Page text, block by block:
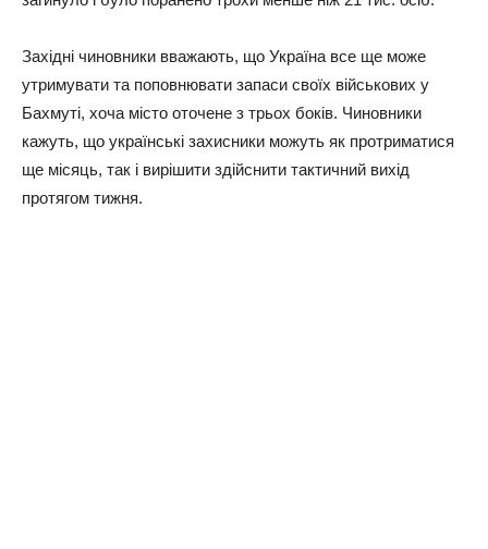
Західні чиновники вважають, що Україна все ще може
утримувати та поповнювати запаси своїх військових у
Бахмуті, хоча місто оточене з трьох боків. Чиновники
кажуть, що українські захисники можуть як протриматися
ще місяць, так і вирішити здійснити тактичний вихід
протягом тижня.